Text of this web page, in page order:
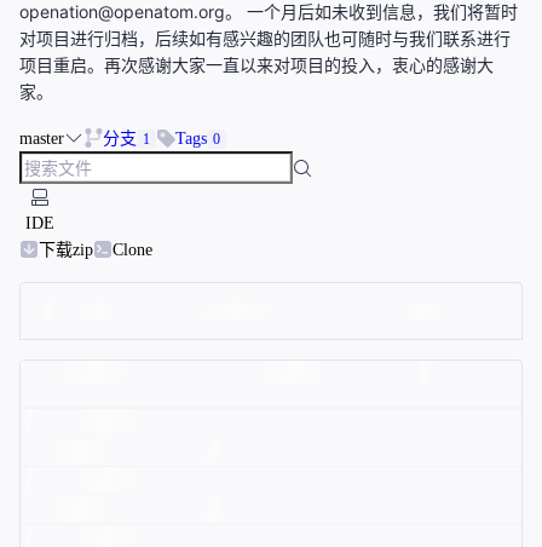
openation@openatom.org。 一个月后如未收到信息，我们将暂时
对项目进行归档，后续如有感兴趣的团队也可随时与我们联系进行
项目重启。再次感谢大家一直以来对项目的投入，衷心的感谢大
家。
master 分支 1 Tags 0
IDE
下载zip
Clone